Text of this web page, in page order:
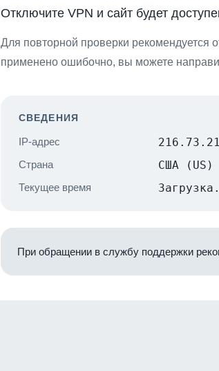
Отключите VPN и сайт будет
Для повторной проверки рекомендуется
применено ошибочно, вы можете
СВЕДЕНИЯ
IP-адрес
Страна США (US)
Текущее время
При обращении в службу поддержки